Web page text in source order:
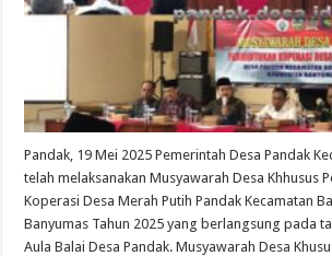
Pandak, 19 Mei 2025 Pemerintah Desa Pandak
telah melaksanakan Musyawarah Desa Khhusus
Koperasi Desa Merah Putih Pandak Kecamatan
Banyumas Tahun 2025 yang berlangsung pada
Aula Balai Desa Pandak. Musyawarah Desa